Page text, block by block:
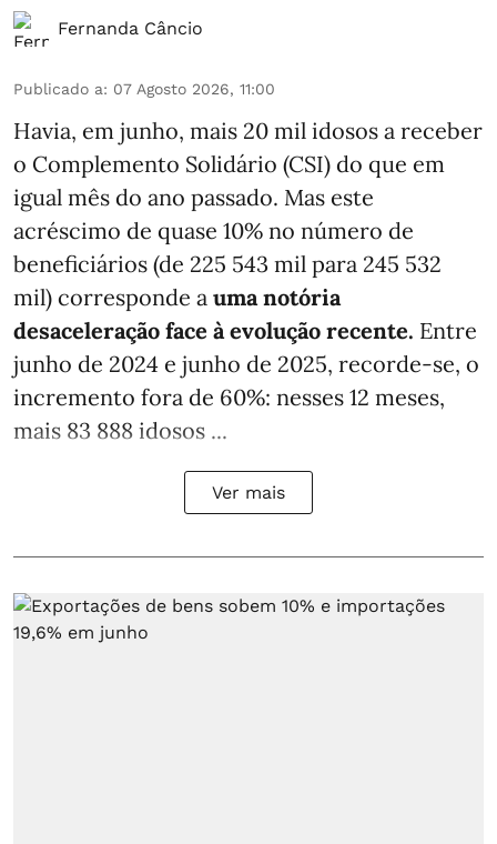
Fernanda Câncio
Publicado a: 07 Agosto 2026, 11:00
Havia, em junho, mais 20 mil idosos a receber
o Complemento Solidário (CSI) do que em
igual mês do ano passado. Mas este
acréscimo de quase 10% no número de
beneficiários (de 225 543 mil para 245 532
mil) corresponde a uma notória
desaceleração face à evolução recente. Entre
junho de 2024 e junho de 2025, recorde-se, o
incremento fora de 60%: nesses 12 meses,
mais 83 888 idosos ...
Ver mais